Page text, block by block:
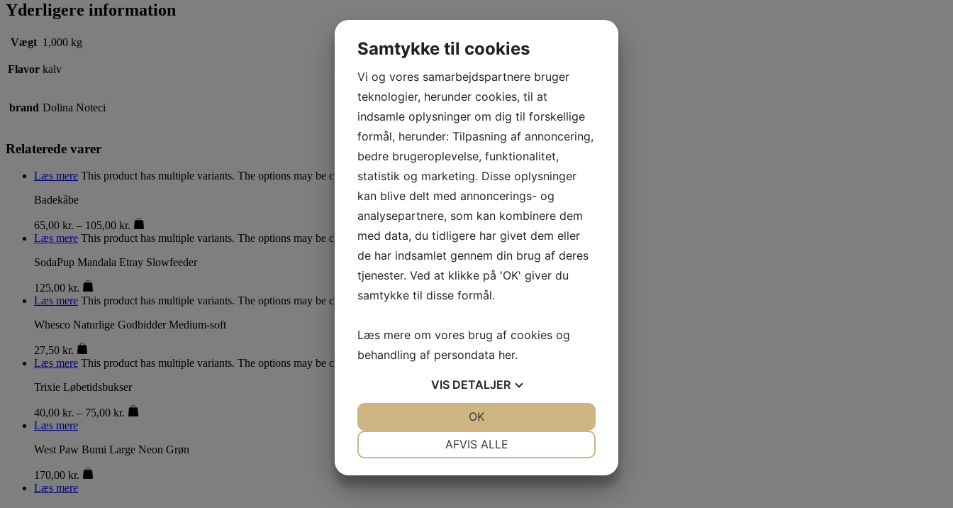
Yderligere information
Vægt 1,000 kg
Flavor kalv
brand Dolina Noteci
Relaterede varer
Læs mere This product has multiple variants. The options may be chosen on the product page
Badekåbe
65,00 kr. – 105,00 kr.
Læs mere This product has multiple variants. The options may be chosen on the product page
SodaPup Mandala Etray Slowfeeder
125,00 kr.
Læs mere This product has multiple variants. The options may be chosen on the product page
Whesco Naturlige Godbidder Medium-soft
27,50 kr.
Læs mere This product has multiple variants. The options may be chosen on the product page
Trixie Løbetidsbukser
40,00 kr. – 75,00 kr.
Læs mere
West Paw Bumi Large Neon Grøn
170,00 kr.
Læs mere
Samtykke til cookies
Vi og vores samarbejdspartnere bruger
teknologier, herunder cookies, til at
indsamle oplysninger om dig til forskellige
formål, herunder: Tilpasning af annoncering,
bedre brugeroplevelse, funktionalitet,
statistik og marketing. Disse oplysninger
kan blive delt med annoncerings- og
analysepartnere, som kan kombinere dem
med data, du tidligere har givet dem eller
de har indsamlet gennem din brug af deres
tjenester. Ved at klikke på 'OK' giver du
samtykke til disse formål.
Læs mere om vores brug af cookies og
behandling af persondata her.
VIS DETALJER
AFVIS ALLE
OK